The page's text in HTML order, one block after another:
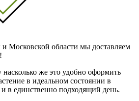
Московской области мы доставляем
насколько же это удобно оформить
в идеальном состоянии в
в единственно подходящий день.